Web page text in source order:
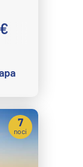
7
nocí